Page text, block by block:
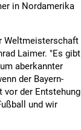
in Nordamerika
Weltmeisterschaft
Laimer. "Es gibt
aberkannter
der Bayern-
vor der Entstehung
und wir